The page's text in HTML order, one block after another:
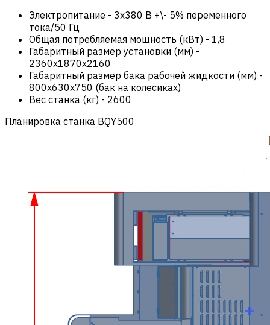
Электропитание - 3х380 В +\- 5% переменного
тока/50 Гц
Общая потребляемая мощность (кВт) - 1,8
Габаритный размер установки (мм) -
2360x1870x2160
Габаритный размер бака рабочей жидкости (мм) -
800x630x750 (бак на колесиках)
Вес станка (кг) - 2600
Планировка станка BQY500